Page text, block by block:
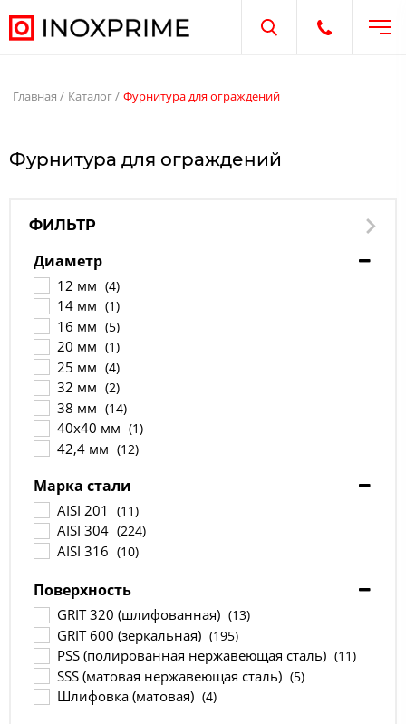
Открыть поиск
Открыть
Главная Каталог Фурнитура для ограждений
Фурнитура для ограждений
ФИЛЬТР
Диаметр
12 мм (4)
14 мм (1)
16 мм (5)
20 мм (1)
25 мм (4)
32 мм (2)
38 мм (14)
40х40 мм (1)
42,4 мм (12)
50,8 мм (16)
60.3 мм (1)
63,5 мм (2)
76,1 мм (1)
101,6 мм (2)
Марка стали
AISI 201 (11)
AISI 304 (224)
AISI 316 (10)
Поверхность
GRIT 320 (шлифованная) (13)
GRIT 600 (зеркальная) (195)
PSS (полированная нержавеющая сталь) (11)
SSS (матовая нержавеющая сталь) (5)
Шлифовка (матовая) (4)